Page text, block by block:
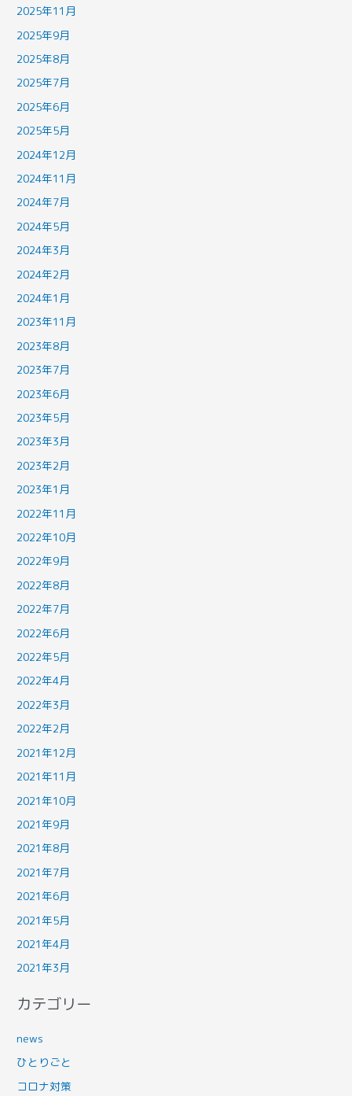
2025年11月
2025年9月
2025年8月
2025年7月
2025年6月
2025年5月
2024年12月
2024年11月
2024年7月
2024年5月
2024年3月
2024年2月
2024年1月
2023年11月
2023年8月
2023年7月
2023年6月
2023年5月
2023年3月
2023年2月
2023年1月
2022年11月
2022年10月
2022年9月
2022年8月
2022年7月
2022年6月
2022年5月
2022年4月
2022年3月
2022年2月
2021年12月
2021年11月
2021年10月
2021年9月
2021年8月
2021年7月
2021年6月
2021年5月
2021年4月
2021年3月
カテゴリー
news
ひとりごと
コロナ対策